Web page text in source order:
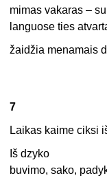
mimas vakaras –
languose ties
žaidžia menamais
7
Laikas kaime ciksi
Iš dzyko
buvimo, sako,